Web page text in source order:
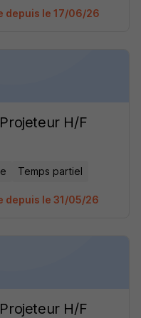
depuis le 17/06/26
H/F
Temps partiel
depuis le 31/05/26
H/F